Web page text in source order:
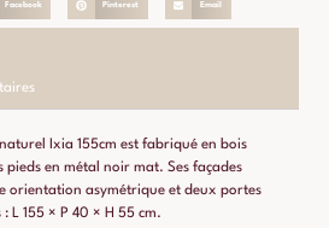
Facebook Pinterest Email
Ixia 155cm est fabriqué en bois
pieds en métal noir mat. Ses façades
orientation asymétrique et deux portes
L 155 × P 40 × H 55 cm.